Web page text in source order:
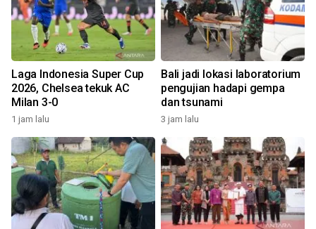
Laga Indonesia Super Cup
2026, Chelsea tekuk AC
Milan 3-0
1 jam lalu
Bali jadi lokasi laboratorium
pengujian hadapi gempa
dan tsunami
3 jam lalu